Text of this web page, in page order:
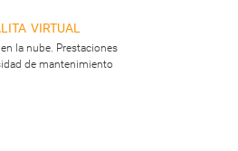
virtual
la nube. Prestaciones
de mantenimiento